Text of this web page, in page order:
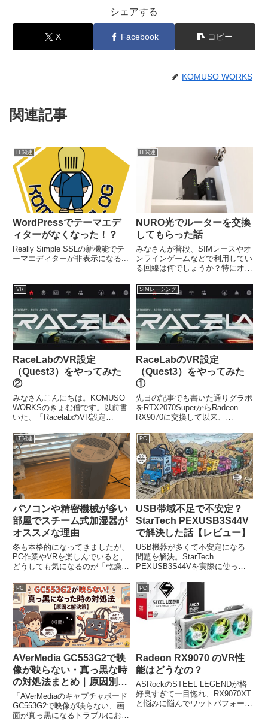
シェアする
X Facebook コピー
KOMUSO WORKS
関連記事
IT関連
WordPressでテーマエデ
ィターがなくなった！？
Really Simple SSLの新機能でテ
ーマエディターが非表示になる...
IT関連
NURO光でルーターを交換
してもらった話
みなさんが普段、SIMレースやオ
ンラインゲームなどで利用してい
る回線は何でしょうか？特にオン
む）をしていると回線速度の速さ
もさることならがパケットロスの
択するうえで注視すべき点が沢山
あるかと思います。今回は半年以
上前のことですが私が体験した話
と解決した方法を書いていこうか
と思います。
VR
RaceLabのVR設定
（Quest3）をやってみた
②
みなさんこんにちは。KOMUSO
WORKSのきょむ僧です。以前書
いた、「RacelabのVR設定
言うブログから10ヶ月が経ち、
RaceLABの解説動画が新しくな
っていたので、今回は備忘録とし
て和訳を残しておきます。困って
いる方の一助にでもなったら幸い
です。
SIMレーシング
RaceLabのVR設定
（Quest3）をやってみた
①
先日の記事でも書いた通りグラボ
をRTX2070SuperからRadeon
RX9070に交換して以来、
きたので本格的にRaceLabを稼働
させるために設定にチャレンジし
てみました。英語設定資料の翻訳
と備忘録として記録しています。
IT関連
パソコンや精密機械が多い
部屋でスチーム式加湿器が
オススメな理由
冬も本格的になってきましたが、
PC作業やVRを楽しんでいると、
どうしても気になるのが「乾燥」
ングPCやサーバー、ハンドルコ
ントローラーや各種ガジェットな
どの精密機械が並んでいる方にと
って、湿度の管理はガジェットの
寿命にも関わる死活問題だったり
します。
PC
USB帯域不足で不安定？
StarTech PEXUSB3S44V
で解決した話【レビュー】
USB機器が多くて不安定になる
問題を解決。StarTech
PEXUSB3S44Vを実際に使って
ード用途でUSB帯域不足に悩ん
でいる人向けに、メリット・注意
点を詳しく解説します。
PC
AVerMedia GC553G2で映
像が映らない・真っ黒な時
の対処法まとめ｜原因別に
徹底解説
「AVerMediaのキャプチャボード
GC553G2で映像が映らない、画
面が真っ黒になるトラブルにお困
PC
Radeon RX9070 のVR性
能はどうなの？
ASRockのSTEEL LEGENDが格
好良すぎて一目惚れ、RX9070XT
と悩みに悩んでワットパフォーマ